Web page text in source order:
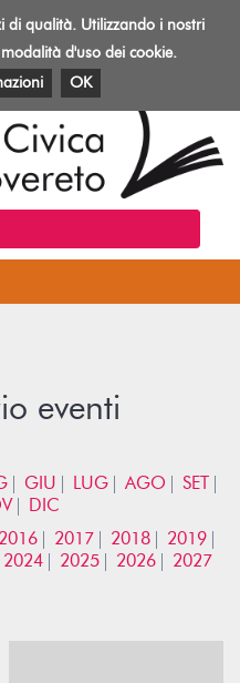
Toggle
E RISORSE
eventi
GIU LUG AGO
SET
DIC
2016 2017 2018
2019
2024 2025 2026 2027
di qualità. Utilizzando i nostri
d'uso dei cookie.
OK